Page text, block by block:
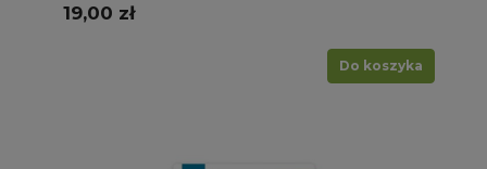
19,00 zł
Do koszyka